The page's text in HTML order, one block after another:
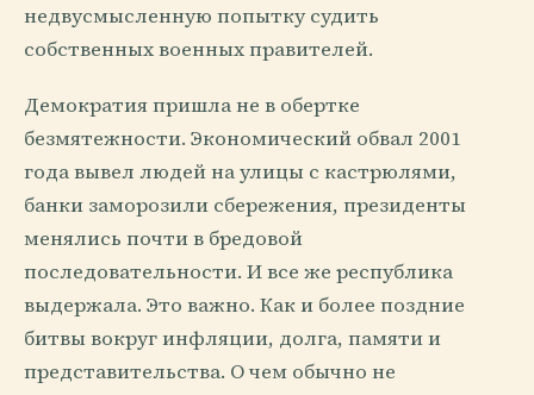
недвусмысленную попытку судить
собственных военных правителей.
Демократия пришла не в обертке
безмятежности. Экономический обвал 2001
года вывел людей на улицы с кастрюлями,
банки заморозили сбережения, президенты
менялись почти в бредовой
последовательности. И все же республика
выдержала. Это важно. Как и более поздние
битвы вокруг инфляции, долга, памяти и
представительства. О чем обычно не